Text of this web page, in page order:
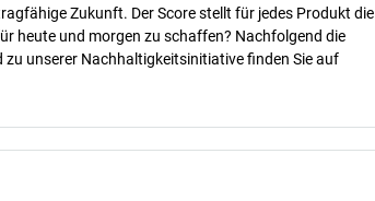
Zukunft. Der Score stellt für jedes Produkt die
heute und morgen zu schaffen? Nachfolgend die
unserer Nachhaltigkeitsinitiative finden Sie auf